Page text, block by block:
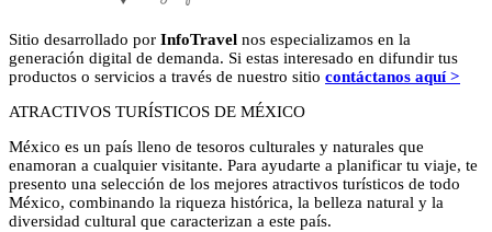
Sitio desarrollado por InfoTravel nos especializamos en la
generación digital de demanda. Si estas interesado en difundir tus
productos o servicios a través de nuestro sitio contáctanos aquí >
ATRACTIVOS TURÍSTICOS DE MÉXICO
México es un país lleno de tesoros culturales y naturales que
enamoran a cualquier visitante. Para ayudarte a planificar tu viaje, te
presento una selección de los mejores atractivos turísticos de todo
México, combinando la riqueza histórica, la belleza natural y la
diversidad cultural que caracterizan a este país.